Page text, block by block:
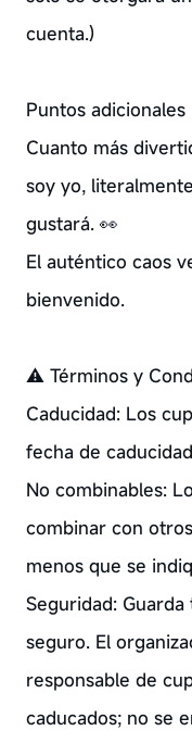
cuenta.)
Puntos
Cuanto más
soy yo,
gustará. 👀
El auténtico caos
bienvenido.
⚠️ Términos y
Caducidad: Los
fecha de
No combinables:
combinar con
menos que se
Seguridad:
seguro. El
responsable de
caducados; no se